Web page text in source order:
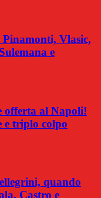
Vlasic,
e
offerta al Napoli!
e triplo colpo
quando
Castro e